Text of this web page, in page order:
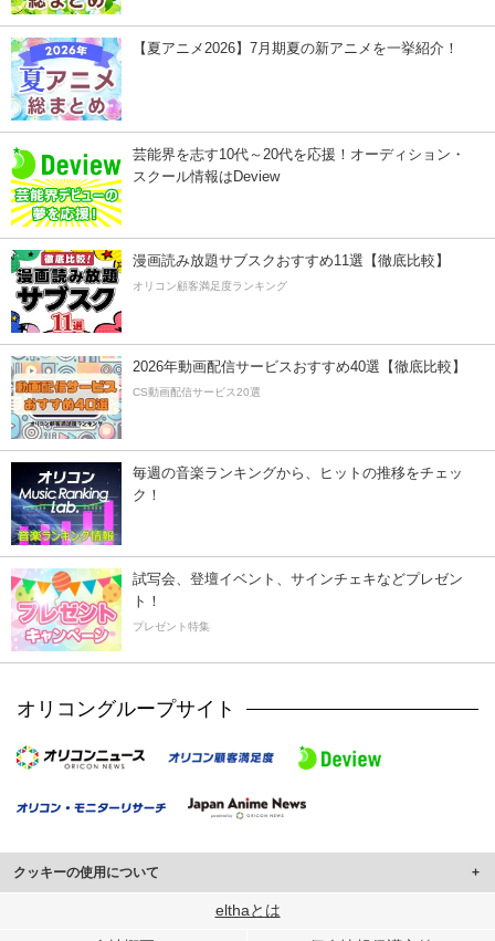
【夏アニメ2026】7月期夏の新アニメを一挙紹介！
芸能界を志す10代～20代を応援！オーディション・
スクール情報はDeview
漫画読み放題サブスクおすすめ11選【徹底比較】
オリコン顧客満足度ランキング
2026年動画配信サービスおすすめ40選【徹底比較】
CS動画配信サービス20選
毎週の音楽ランキングから、ヒットの推移をチェッ
ク！
試写会、登壇イベント、サインチェキなどプレゼン
ト！
プレゼント特集
オリコングループサイト
クッキーの使用について
このサイトでは Cookie を使用して、ユーザーに合わせたコンテンツや広告の
elthaとは